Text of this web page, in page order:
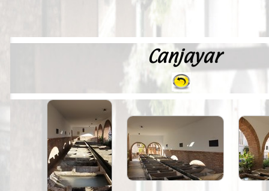
Europe
Videos--Lavoirs
Un Peu d'Histoire
Outils-des-Lavandières
Canjayar